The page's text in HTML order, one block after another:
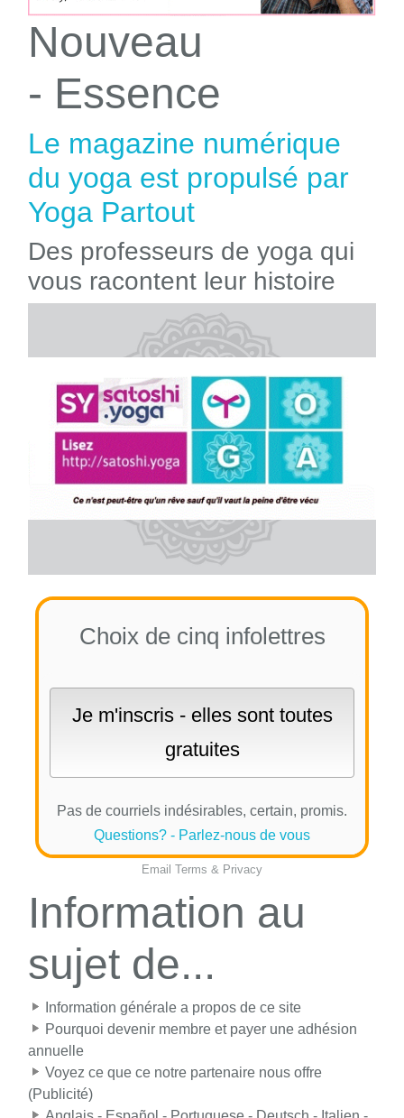
Nouveau
- Essence
Le magazine numérique
du yoga est propulsé par
Yoga Partout
Des professeurs de yoga qui
vous racontent leur histoire
Choix de cinq infolettres
Pas de courriels indésirables, certain, promis.
Questions? - Parlez-nous de vous
Email Terms & Privacy
Information au
sujet de...
Information générale a propos de ce site
Pourquoi devenir membre et payer une adhésion
annuelle
Voyez ce que ce notre partenaire nous offre
(Publicité)